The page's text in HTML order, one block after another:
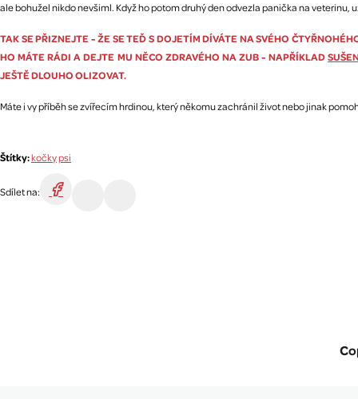
ale bohužel nikdo nevšiml. Když ho potom druhý den odvezla panička na
TAK SE PŘIZNEJTE - ŽE SE TEĎ S DOJETÍM DÍVÁTE NA SVÉHO
HO MÁTE RÁDI A DEJTE MU NĚCO ZDRAVÉHO NA ZUB - NAPŘÍKLAD
JEŠTĚ DLOUHO OLIZOVAT.
Máte i vy příběh se zvířecím hrdinou, který někomu zachránil život nebo jinak
Štítky:kočkypsi
Sdílet na: